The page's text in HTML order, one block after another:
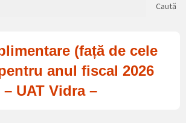
Caută
(față de cele
anul fiscal 2026
– UAT Vidra –